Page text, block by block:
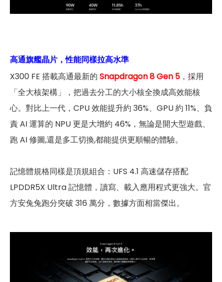
高通旗艦晶片，性能同樣拉高水準
X300 FE 搭載高通最新的 Snapdragon 8 Gen 5 ，採用
「全大核架構」，把過去分工的大小核全換成高效能核
心。對比上一代，CPU 效能提升約 36%、GPU 約 11%、負
責 AI 運算的 NPU 更是大增約 46%，無論是開大型遊戲、
跑 AI 修圖,還是多工切換,都能提供更順暢的體驗。
記憶體規格同樣是頂規組合：UFS 4.1 高速儲存搭配
LPDDR5X Ultra 記憶體，讀寫、載入應用程式更強大。官
方安兔兔跑分突破 316 萬分，數據方面相當傑出。